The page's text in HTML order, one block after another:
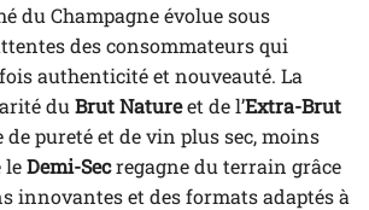
du Champagne évolue sous
des consommateurs qui
authenticité et nouveauté. La
du Brut Natureet de l’Extra-Brut
pureté et de vin plus sec, moins
leDemi-Secregagne du terrain grâce
innovantes et des formats adaptés à